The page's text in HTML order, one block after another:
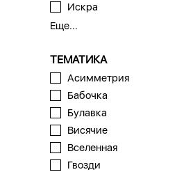
Искра
Еще...
ТЕМАТИКА
Асимметрия
Бабочка
Булавка
Висячие
Вселенная
Гвозди